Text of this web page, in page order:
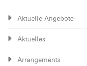
Aktuelle Angebote
Aktuelles
Arrangements